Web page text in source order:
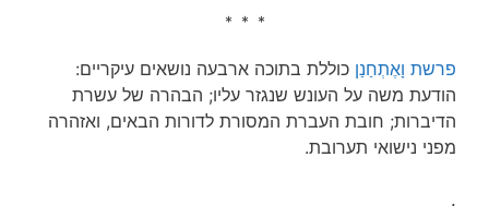
* * *
פרשת וָאֶתְחַנַן כוללת בתוכה ארבעה נושאים עיקריים:
הודעת משה על העונש שנגזר עליו; הבהרה של עשרת
הדיברות; חובת העברת המסורת לדורות הבאים, ואזהרה
מפני נישואי תערובת.
.